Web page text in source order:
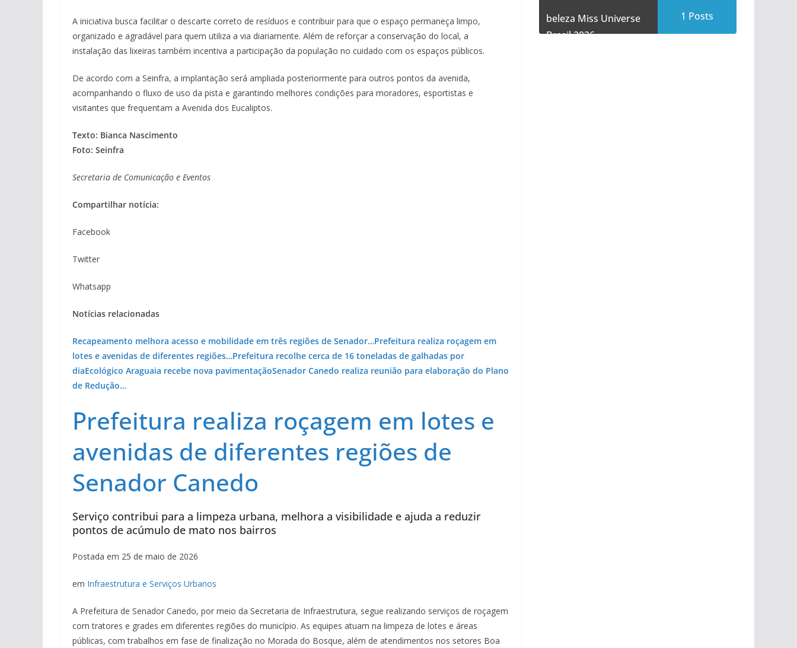
A iniciativa busca facilitar o descarte correto de resíduos e contribuir para que o espaço permaneça limpo,
organizado e agradável para quem utiliza a via diariamente. Além de reforçar a conservação do local, a
instalação das lixeiras também incentiva a participação da população no cuidado com os espaços públicos.
De acordo com a Seinfra, a implantação será ampliada posteriormente para outros pontos da avenida,
acompanhando o fluxo de uso da pista e garantindo melhores condições para moradores, esportistas e
visitantes que frequentam a Avenida dos Eucaliptos.
Texto: Bianca Nascimento
Foto: Seinfra
Secretaria de Comunicação e Eventos
Compartilhar notícia:
Facebook
Twitter
Whatsapp
Notícias relacionadas
Recapeamento melhora acesso e mobilidade em três regiões de Senador…Prefeitura realiza roçagem em
lotes e avenidas de diferentes regiões…Prefeitura recolhe cerca de 16 toneladas de galhadas por
diaEcológico Araguaia recebe nova pavimentaçãoSenador Canedo realiza reunião para elaboração do Plano
de Redução…
Prefeitura realiza roçagem em lotes e
avenidas de diferentes regiões de
Senador Canedo
Serviço contribui para a limpeza urbana, melhora a visibilidade e ajuda a reduzir
pontos de acúmulo de mato nos bairros
Postada em 25 de maio de 2026
em Infraestrutura e Serviços Urbanos
A Prefeitura de Senador Canedo, por meio da Secretaria de Infraestrutura, segue realizando serviços de roçagem
com tratores e grades em diferentes regiões do município. As equipes atuam na limpeza de lotes e áreas
públicas, com trabalhos em fase de finalização no Morada do Bosque, além de atendimentos nos setores Boa
beleza Miss Universe
Brasil 2026
1 Posts